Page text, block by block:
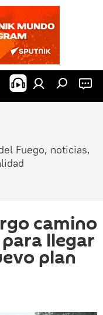
Fuego, noticias,
camino
llegar
plan